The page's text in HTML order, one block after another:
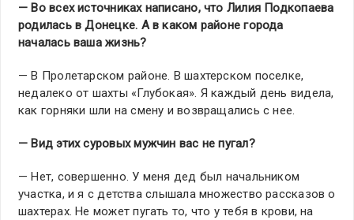
— Во всех источниках написано, что Лилия Подкопаева
родилась в Донецке. А в каком районе города
началась ваша жизнь?
— В Пролетарском районе. В шахтерском поселке,
недалеко от шахты «Глубокая». Я каждый день видела,
как горняки шли на смену и возвращались с нее.
— Вид этих суровых мужчин вас не пугал?
— Нет, совершенно. У меня дед был начальником
участка, и я с детства слышала множество рассказов о
шахтерах. Не может пугать то, что у тебя в крови, на